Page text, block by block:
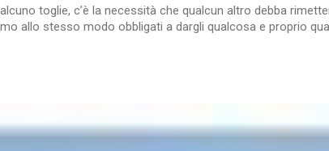
toglie, c’è la necessità che qualcun altro debba
allo stesso modo obbligati a dargli qualcosa e proprio